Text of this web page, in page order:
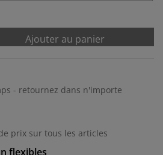
Ajouter au panier
- retournez dans n'importe
prix sur tous les articles
flexibles